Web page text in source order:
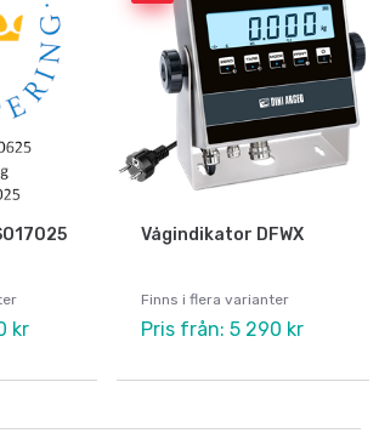
kr
Vågindikator DFWX
Finns i flera varianter
Pris från: 5 290 kr